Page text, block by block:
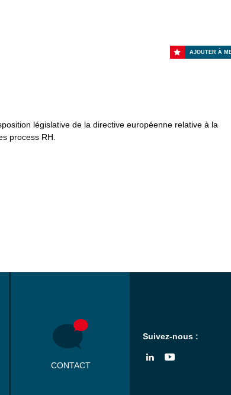
AJOUTER À
législative de la directive européenne relative à la
process RH.
CONTACT
Suivez-nous :